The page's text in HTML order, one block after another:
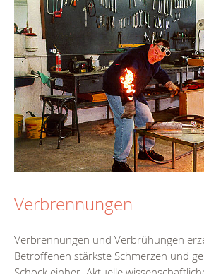
Verbrennungen
Verbrennungen und Verbrühungen
Betroffenen stärkste Schmerzen und